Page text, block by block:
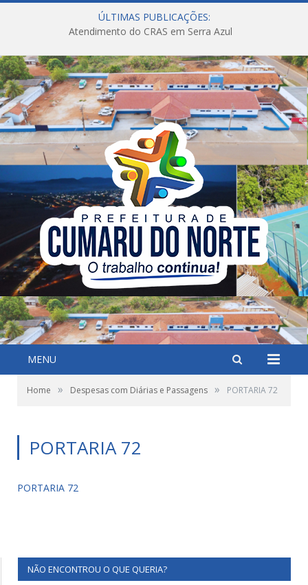
ÚLTIMAS PUBLICAÇÕES:
Atendimento do CRAS em Serra Azul
MENU
Home » Despesas com Diárias e Passagens » PORTARIA 72
PORTARIA 72
PORTARIA 72
NÃO ENCONTROU O QUE QUERIA?